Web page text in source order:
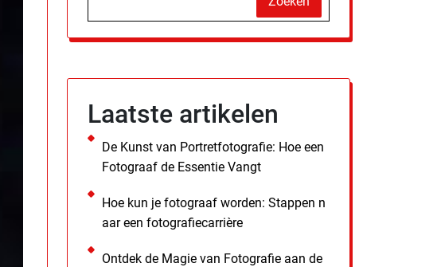
Laatste artikelen
De Kunst van Portretfotografie: Hoe een
Fotograaf de Essentie Vangt
Hoe kun je fotograaf worden: Stappen n
aar een fotografiecarrière
Ontdek de Magie van Fotografie aan de